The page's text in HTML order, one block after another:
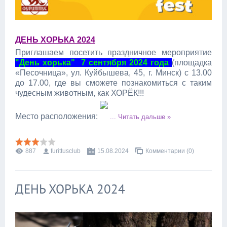
ДЕНЬ ХОРЬКА 2024
Приглашаем посетить праздничное мероприятие
"День хорька" 7 сентября 2024 года (площадка
«Песочница», ул. Куйбышева, 45, г. Минск) с 13.00
до 17.00, где вы сможете познакомиться с таким
чудесным животным, как ХОРЁК!!!
Место расположения: ... Читать дальше »
887 furittusclub 15.08.2024 Комментарии (0)
ДЕНЬ ХОРЬКА 2024